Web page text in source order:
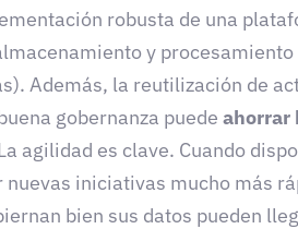
robusta de una
y
Además, la reutilización de
gobernanza puede ahorrar
agilidad es clave. Cuando
iniciativas mucho más
bien sus datos pueden